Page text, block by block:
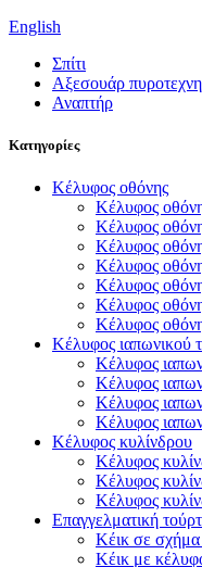
English
Σπίτι
Αξεσουάρ
Αναπτήρ
Κατηγορίες
Κέλυφος οθόνης
Κέλυφος
Κέλυφος
Κέλυφος
Κέλυφος
Κέλυφος
Κέλυφος
Κέλυφος
Κέλυφος ιαπωνικού
Κέλυφος
Κέλυφος
Κέλυφος
Κέλυφος
Κέλυφος κυλίνδρου
Κέλυφος
Κέλυφος
Κέλυφος
Επαγγελματική
Κέικ σε σχήμα
Κέικ με